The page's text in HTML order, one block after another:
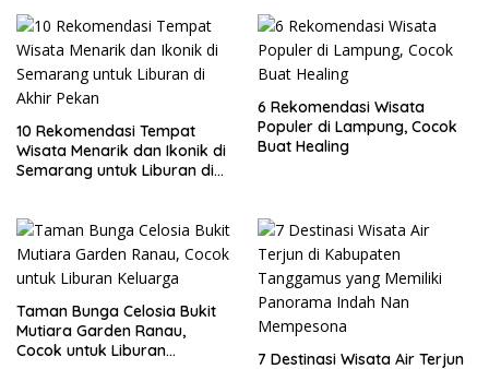
10 Rekomendasi Tempat
Wisata Menarik dan Ikonik di
Semarang untuk Liburan di
6 Rekomendasi Wisata
Populer di Lampung, Cocok
Buat Healing
Taman Bunga Celosia Bukit
Mutiara Garden Ranau,
Cocok untuk Liburan
7 Destinasi Wisata Air Terjun